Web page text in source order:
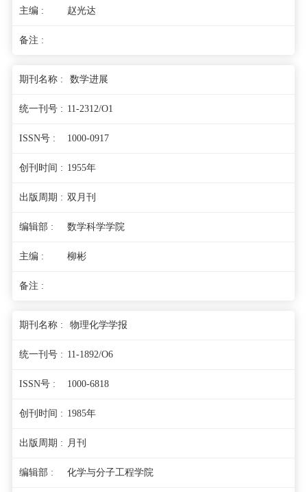
赵光达
数学进展
11-2312/O1
1000-0917
1955年
双月刊
数学科学学院
柳彬
物理化学学报
11-1892/O6
1000-6818
1985年
月刊
化学与分子工程学院